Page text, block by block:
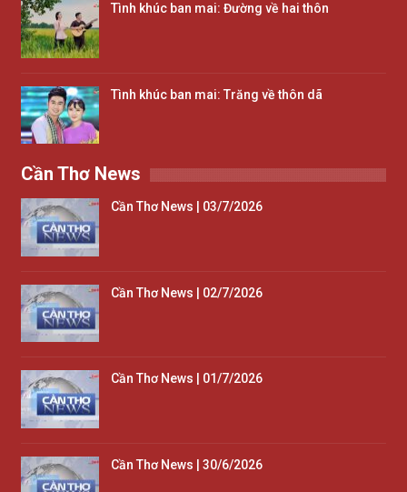
Tình khúc ban mai: Đường về hai thôn
Tình khúc ban mai: Trăng về thôn dã
Cần Thơ News
Cần Thơ News | 03/7/2026
Cần Thơ News | 02/7/2026
Cần Thơ News | 01/7/2026
Cần Thơ News | 30/6/2026